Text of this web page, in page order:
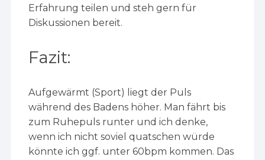
Erfahrung teilen und steh gern für
Diskussionen bereit.
Fazit:
Aufgewärmt (Sport) liegt der Puls
während des Badens höher. Man fährt bis
zum Ruhepuls runter und ich denke,
wenn ich nicht soviel quatschen würde
könnte ich ggf. unter 60bpm kommen. Das